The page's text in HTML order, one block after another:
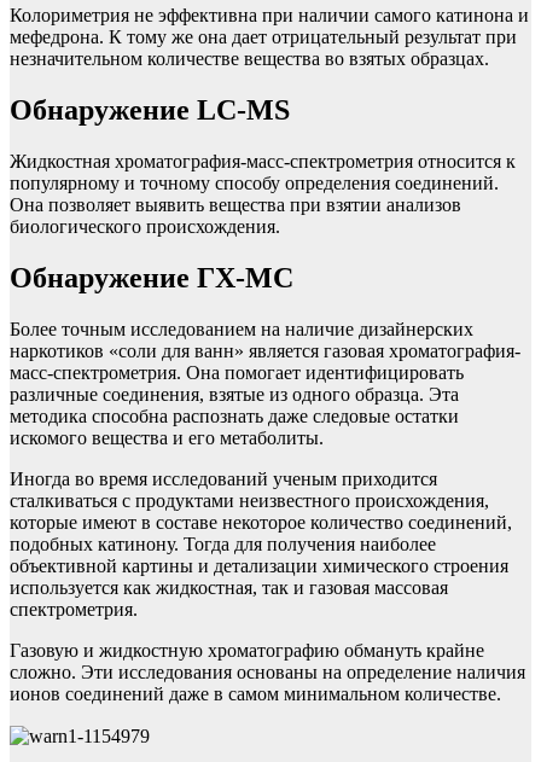
Колориметрия не эффективна при наличии самого катинона и
мефедрона. К тому же она дает отрицательный результат при
незначительном количестве вещества во взятых образцах.
Обнаружение LC-MS
Жидкостная хроматография-масс-спектрометрия относится к
популярному и точному способу определения соединений.
Она позволяет выявить вещества при взятии анализов
биологического происхождения.
Обнаружение ГХ-МС
Более точным исследованием на наличие дизайнерских
наркотиков «соли для ванн» является газовая хроматография-
масс-спектрометрия. Она помогает идентифицировать
различные соединения, взятые из одного образца. Эта
методика способна распознать даже следовые остатки
искомого вещества и его метаболиты.
Иногда во время исследований ученым приходится
сталкиваться с продуктами неизвестного происхождения,
которые имеют в составе некоторое количество соединений,
подобных катинону. Тогда для получения наиболее
объективной картины и детализации химического строения
используется как жидкостная, так и газовая массовая
спектрометрия.
Газовую и жидкостную хроматографию обмануть крайне
сложно. Эти исследования основаны на определение наличия
ионов соединений даже в самом минимальном количестве.